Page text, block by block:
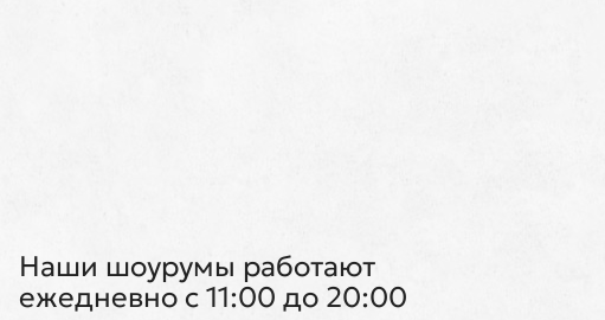
Наши шоурумы работают
ежедневно с 11:00 до 20:00